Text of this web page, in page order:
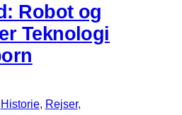
Robot og
Teknologi
Historie, Rejser